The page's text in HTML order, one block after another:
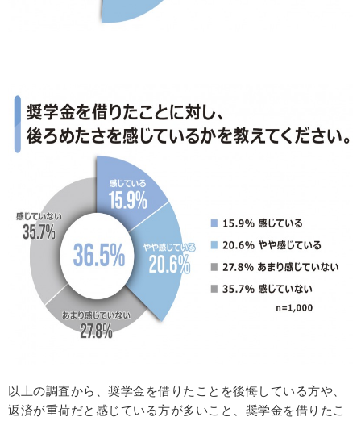
以上の調査から、奨学金を借りたことを後悔している方や、
返済が重荷だと感じている方が多いこと、奨学金を借りたこ